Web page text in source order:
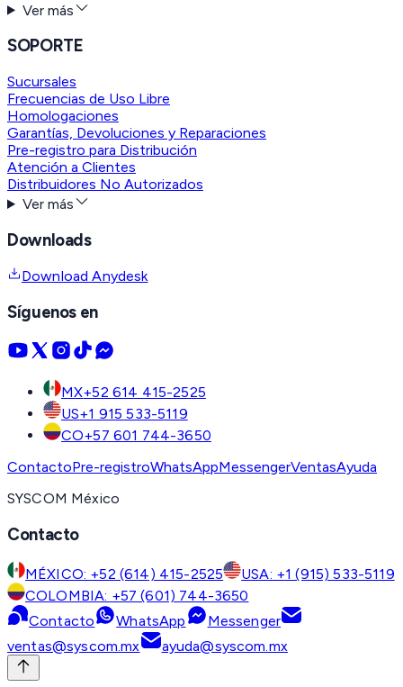
Ver más
SOPORTE
Sucursales
Frecuencias de Uso Libre
Homologaciones
Garantías, Devoluciones y Reparaciones
Pre-registro para Distribución
Atención a Clientes
Distribuidores No Autorizados
Ver más
Downloads
Download Anydesk
Síguenos en
MX+52 614 415-2525
US+1 915 533-5119
CO+57 601 744-3650
ContactoPre-registroWhatsAppMessengerVentasAyuda
SYSCOM México
Contacto
MÉXICO: +52 (614) 415-2525
USA: +1 (915) 533-5119
COLOMBIA: +57 (601) 744-3650
Contacto
WhatsApp
Messenger
ventas@syscom.mx
ayuda@syscom.mx